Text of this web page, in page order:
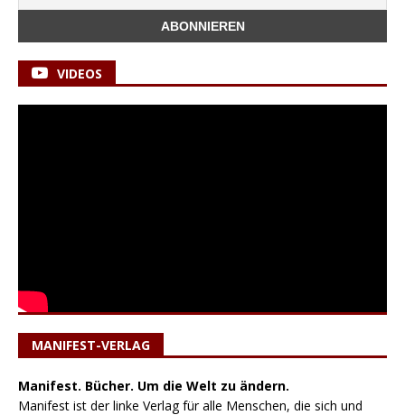
VIDEOS
MANIFEST-VERLAG
Manifest. Bücher. Um die Welt zu ändern.
Manifest ist der linke Verlag für alle Menschen, die sich und